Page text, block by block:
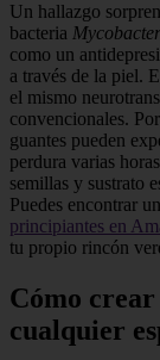
Un hallazgo
bacteria
como un
a través de la piel.
el mismo
convencionales.
guantes pueden
perdura varias
semillas y sustrato
Puedes encontrar
principiantes en
tu propio rincón
Cómo
cualquier